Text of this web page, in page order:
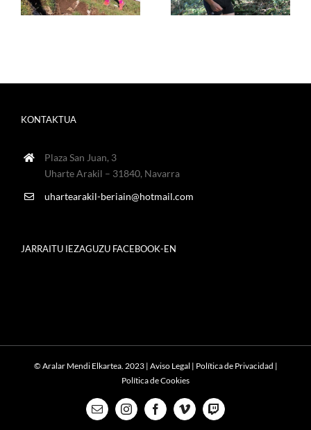
KONTAKTUA
Plaza San Juan, 3
Uharte Arakil – 31840, Navarra
uhartearakil-beriain@hotmail.com
JARRAITU IEZAGUZU FACEBOOK-EN
© Aralar Mendi Elkartea. 2023 | Aviso Legal | Política de Privacidad |
Política de Cookies
Email InstagramFacebookVimeoTwitch